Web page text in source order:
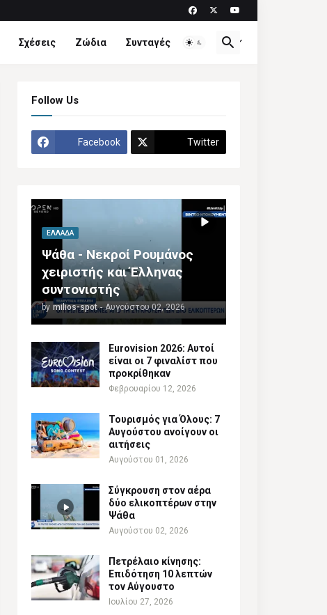
Σχέσεις Ζώδια Συνταγές Διάφορα
Follow Us
Facebook Twitter
ΕΛΛΆΔΑ
Ψάθα - Νεκροί Ρουμάνος
χειριστής και Έλληνας
συντονιστής
by milios-spot - Αυγούστου 02, 2026
Eurovision 2026: Αυτοί
είναι οι 7 φιναλίστ που
προκρίθηκαν
Φεβρουαρίου 12, 2026
Τουρισμός για Όλους: 7
Αυγούστου ανοίγουν οι
αιτήσεις
Αυγούστου 01, 2026
Σύγκρουση στον αέρα
δύο ελικοπτέρων στην
Ψάθα
Αυγούστου 02, 2026
Πετρέλαιο κίνησης:
Επιδότηση 10 λεπτών
τον Αύγουστο
Ιουλίου 27, 2026